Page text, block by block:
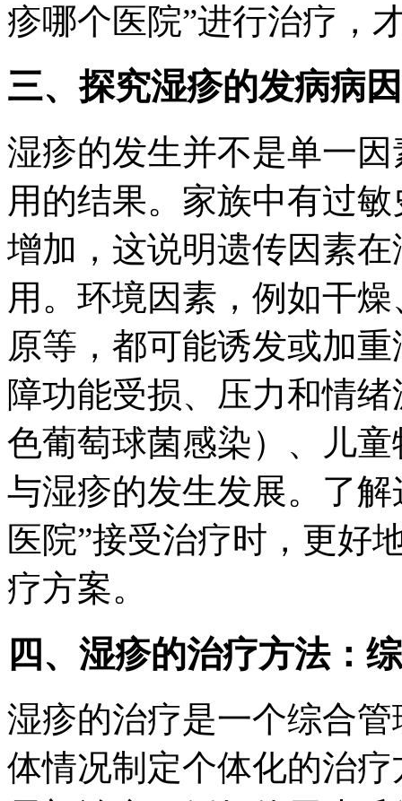
疹哪个医院”进行治疗，
三、探究湿疹的发病病
湿疹的发生并不是单一
用的结果。家族中有过
增加，这说明遗传因素
用。环境因素，例如干
原等，都可能诱发或加
障功能受损、压力和情
色葡萄球菌感染）、儿
与湿疹的发生发展。了
医院”接受治疗时，更好
疗方案。
四、湿疹的治疗方法：
湿疹的治疗是一个综合
体情况制定个体化的治